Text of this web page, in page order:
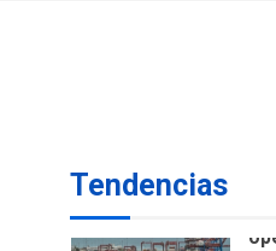
Tendencias